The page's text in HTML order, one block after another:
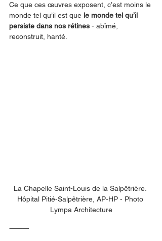
Ce que ces œuvres exposent, c’est moins le
monde tel qu’il est que le monde tel qu’il
persiste dans nos rétines - abîmé,
reconstruit, hanté.
La Chapelle Saint-Louis de la Salpêtrière.
Hôpital Pitié-Salpêtrière, AP-HP - Photo
Lympa Architecture
⸻